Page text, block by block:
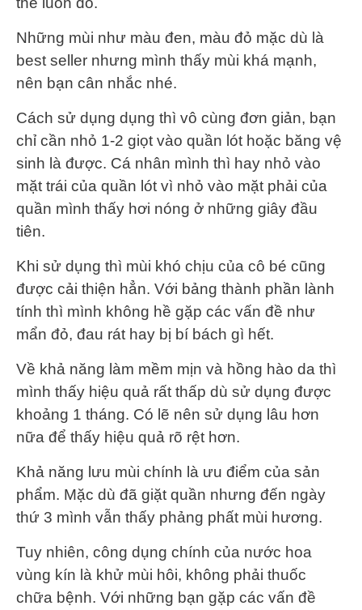
Những mùi như màu đen, màu đỏ mặc dù là
best seller nhưng mình thấy mùi khá mạnh,
nên bạn cân nhắc nhé.
Cách sử dụng dụng thì vô cùng đơn giản, bạn
chỉ cần nhỏ 1-2 giọt vào quần lót hoặc băng vệ
sinh là được. Cá nhân mình thì hay nhỏ vào
mặt trái của quần lót vì nhỏ vào mặt phải của
quần mình thấy hơi nóng ở những giây đầu
tiên.
Khi sử dụng thì mùi khó chịu của cô bé cũng
được cải thiện hẳn. Với bảng thành phần lành
tính thì mình không hề gặp các vấn đề như
mẩn đỏ, đau rát hay bị bí bách gì hết.
Về khả năng làm mềm mịn và hồng hào da thì
mình thấy hiệu quả rất thấp dù sử dụng được
khoảng 1 tháng. Có lẽ nên sử dụng lâu hơn
nữa để thấy hiệu quả rõ rệt hơn.
Khả năng lưu mùi chính là ưu điểm của sản
phẩm. Mặc dù đã giặt quần nhưng đến ngày
thứ 3 mình vẫn thấy phảng phất mùi hương.
Tuy nhiên, công dụng chính của nước hoa
vùng kín là khử mùi hôi, không phải thuốc
chữa bệnh. Với những bạn gặp các vấn đề